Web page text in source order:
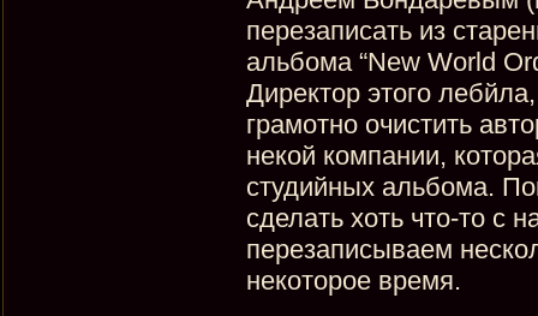
перезаписать из
альбома “New World
Директор этого
грамотно очистить
некой компании,
студийных альбома.
сделать хоть что-то
перезаписываем
некоторое время.